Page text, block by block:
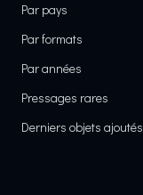
Par pays
Par formats
Par années
Pressages rares
Derniers objets ajoutés